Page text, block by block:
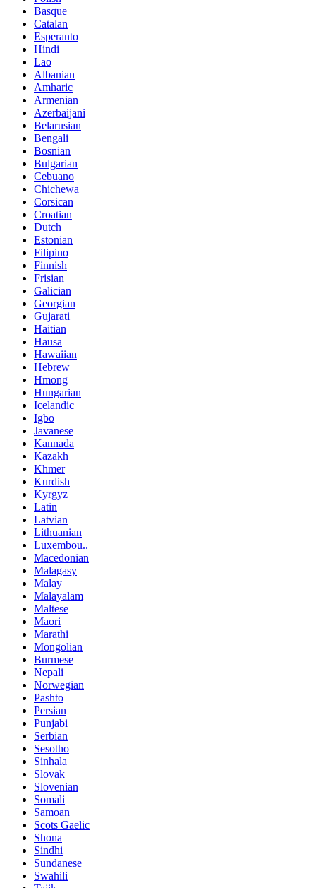
Basque
Catalan
Esperanto
Hindi
Lao
Albanian
Amharic
Armenian
Azerbaijani
Belarusian
Bengali
Bosnian
Bulgarian
Cebuano
Chichewa
Corsican
Croatian
Dutch
Estonian
Filipino
Finnish
Frisian
Galician
Georgian
Gujarati
Haitian
Hausa
Hawaiian
Hebrew
Hmong
Hungarian
Icelandic
Igbo
Javanese
Kannada
Kazakh
Khmer
Kurdish
Kyrgyz
Latin
Latvian
Lithuanian
Luxembou..
Macedonian
Malagasy
Malay
Malayalam
Maltese
Maori
Marathi
Mongolian
Burmese
Nepali
Norwegian
Pashto
Persian
Punjabi
Serbian
Sesotho
Sinhala
Slovak
Slovenian
Somali
Samoan
Scots Gaelic
Shona
Sindhi
Sundanese
Swahili